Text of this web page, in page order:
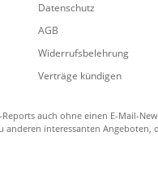
Datenschutz
AGB
Widerrufsbelehrung
Verträge kündigen
auch ohne einen E-Mail-
interessanten